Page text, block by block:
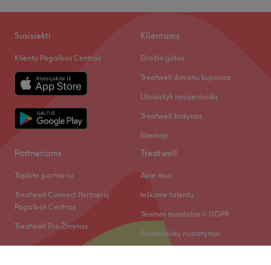
Susisiekti
Klientų Pagalbos Centras
Klientams
Grožio gidas
Treatwell dovanų kuponas
Užsisakyk naujienlaiškį
Treatwell žodynas
Sitemap
Partneriams
Tapkite partneriu
Treatwell Connect Partnerių
Pagalbos Centras
Treatwell Pro Žinynas
Treatwell
Apie mus
Ieškome talentų
Teisinės nuostatos ir GDPR
Sausainiukų nustatymai